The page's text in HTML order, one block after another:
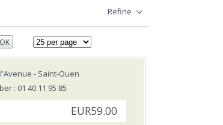
Refine
OK
- Saint-Ouen
: 01 40 11 95 85
EUR59.00